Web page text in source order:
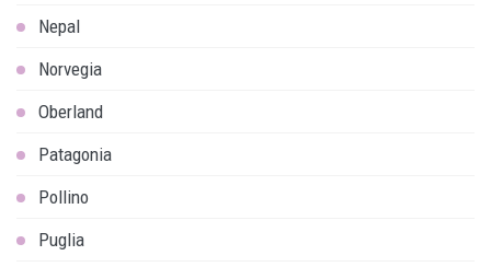
Nepal
Norvegia
Oberland
Patagonia
Pollino
Puglia